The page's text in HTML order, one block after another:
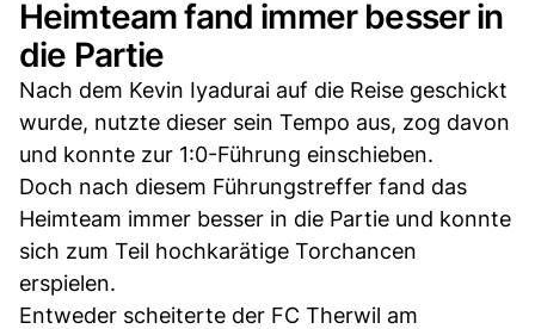
Heimteam fand immer besser in
die Partie
Nach dem Kevin Iyadurai auf die Reise geschickt
wurde, nutzte dieser sein Tempo aus, zog davon
und konnte zur 1:0-Führung einschieben.
Doch nach diesem Führungstreffer fand das
Heimteam immer besser in die Partie und konnte
sich zum Teil hochkarätige Torchancen
erspielen.
Entweder scheiterte der FC Therwil am